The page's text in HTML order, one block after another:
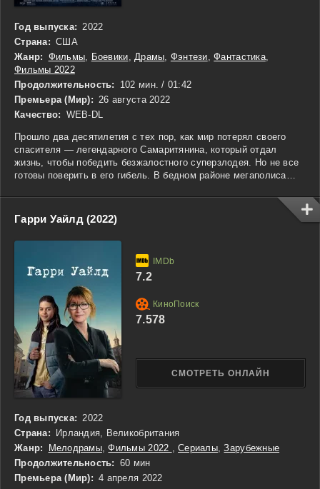
Год выпуска: 2022
Страна: США
Жанр: Фильмы Боевики Драмы Фэнтези ,Фантастика,
Фильмы 2022
Продолжительность:
102 мин. / 01:42
Премьера (Мир): 26 августа 2022
Качество: WEB-DL
Прошло два десятилетия с тех пор, как мир потерял своего
спасителя — легендарного Самаритянина, который отдал
жизнь, чтобы победить безжалостного суперзлодея. Но не все
готовы поверить в его гибель. В бедном районе мегаполиса
соседе. Казалось бы, обычный старик проявляет удивительную
силу и ловкость. Складывая детали, Джейкоб осознает: перед
ним стоит не кто иной, как Самаритянин, скрывающийся от
прошлого. Но сможет ли герой, потерявший веру в себя, вновь
подняться на защиту мира, когда тени былых врагов начинают
сгущаться? «Самаритянин» — это история о надежде,
преодолении страха и втором шансе на подвиг.
Гарри Уайлд (2022)
Год выпуска: 2022
Страна: Ирландия, Великобритания
Жанр:
Мелодрамы,Фильмы 2022 ,Сериалы,Зарубежные
Продолжительность: 60 мин
Премьера (Мир): 4 апреля 2022
СМОТРЕТЬ ОНЛАЙН
7.2
7.578